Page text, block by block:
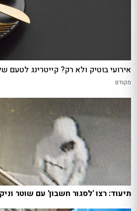
אירועי בוטיק ולא רק? קייטרינג לטעם
מקודם
תיעוד: רצו 'לסגור חשבון' עם שוטר